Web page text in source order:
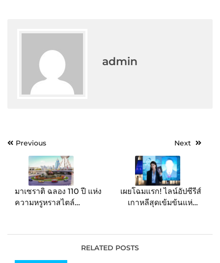
admin
PostPrevious
มาเซราติ ฉลอง 110 ปี แห่ง
ความหรูหราสไตล์
Next
เผยโฉมแรก! ไลน์อัปซีรีส์
เกาหลีสุดเข้มข้นแห่งปี
เกาหลีสุดปัง จาก Disney+
Hotstar ที่เตรียมมัดใจผู้
RELATED POSTS